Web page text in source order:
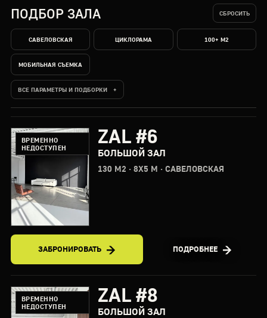
ПОДБОР ЗАЛА СБРОСИТЬ
САВЕЛОВСКАЯ ЦИКЛОРАМА 100+ М2
МОБИЛЬНАЯ СЪЕМКА
ВСЕ ПАРАМЕТРЫ И ПОДБОРКИ
ВРЕМЕННО
НЕДОСТУПЕН
ZAL #6
БОЛЬШОЙ ЗАЛ
130 М2 · 8X5 М · САВЕЛОВСКАЯ
ЗАБРОНИРОВАТЬ ПОДРОБНЕЕ
ВРЕМЕННО
НЕДОСТУПЕН
ZAL #8
БОЛЬШОЙ ЗАЛ